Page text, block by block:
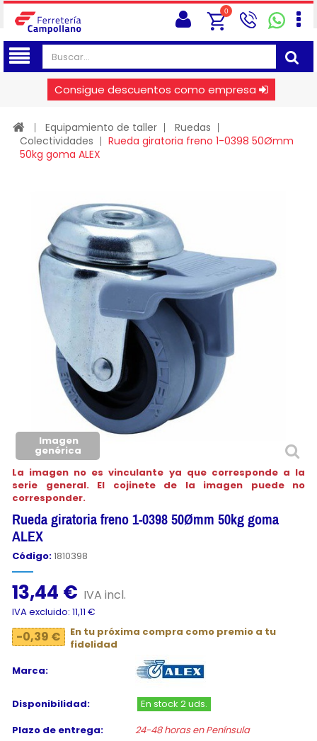
0
Consigue descuentos como empresa
Equipamiento de taller
Ruedas
Colectividades
Rueda giratoria freno 1-0398 50Ømm
50kg goma ALEX
Imagen
genérica
La imagen no es vinculante ya que corresponde a la
serie general. El cojinete de la imagen puede no
corresponder.
Rueda giratoria freno 1-0398 50Ømm 50kg goma
ALEX
Código:1810398
13,44 € IVA incl.
IVA excluido: 11,11 €
-0,39 €
En tu próxima compra como premio a tu
fidelidad
Marca:
Disponibilidad:
En stock 2 uds.
Plazo de entrega:
24-48 horas en Península